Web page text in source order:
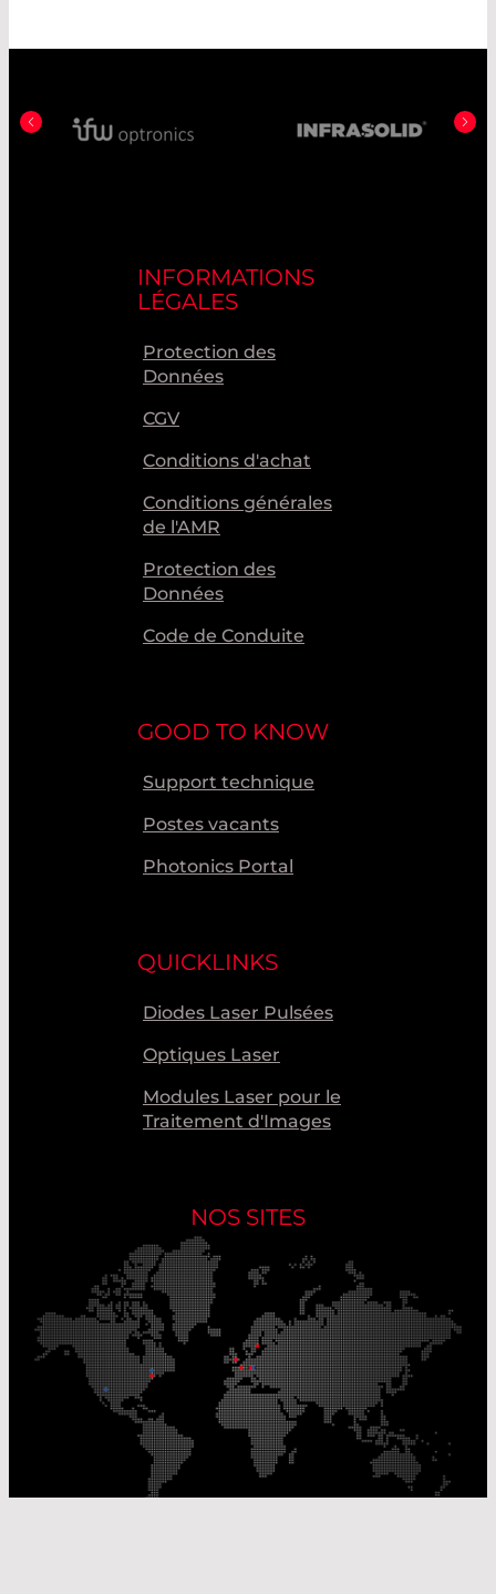
INFORMATIONS
LÉGALES
Protection des
Données
CGV
Conditions d'achat
Conditions générales
de l'AMR
Protection des
Données
Code de Conduite
GOOD TO KNOW
Support technique
Postes vacants
Photonics Portal
QUICKLINKS
Diodes Laser Pulsées
Optiques Laser
Modules Laser pour le
Traitement d'Images
NOS SITES